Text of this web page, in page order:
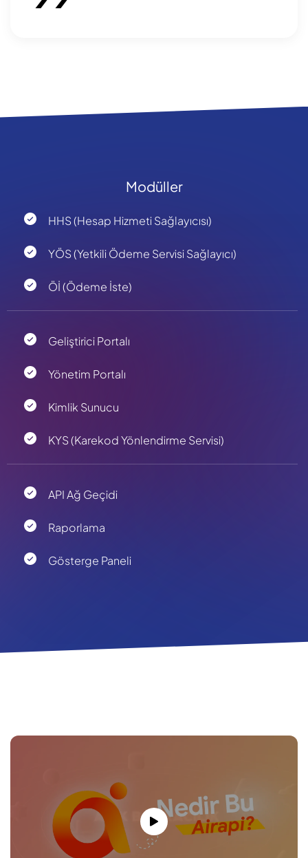
Modüller
HHS (Hesap Hizmeti Sağlayıcısı)
YÖS (Yetkili Ödeme Servisi Sağlayıcı)
Öİ (Ödeme İste)
Geliştirici Portalı
Yönetim Portalı
Kimlik Sunucu
KYS (Karekod Yönlendirme Servisi)
API Ağ Geçidi
Raporlama
Gösterge Paneli